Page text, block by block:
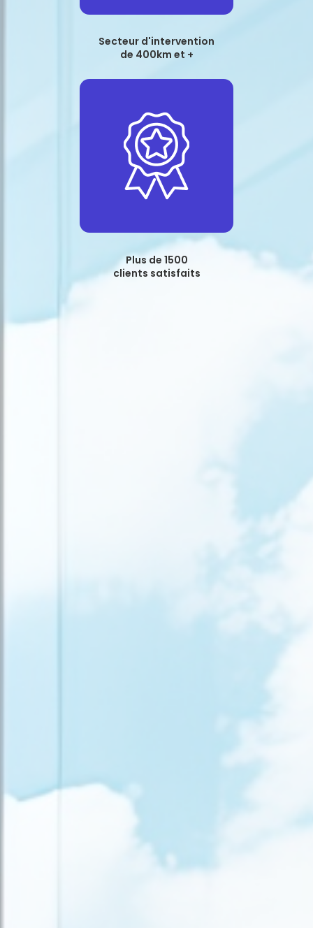
Secteur d'intervention
de 400km et +
Plus de 1500
clients satisfaits